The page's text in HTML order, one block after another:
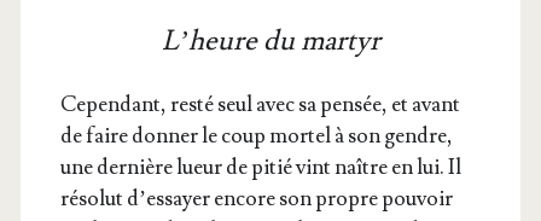
L’heure du martyr
Cepen­dant, res­té seul avec sa pen­sée, et avant
de faire don­ner le coup mor­tel à son gendre,
une der­nière lueur de pitié vint naître en lui. Il
réso­lut d’es­sayer encore son propre pou­voir